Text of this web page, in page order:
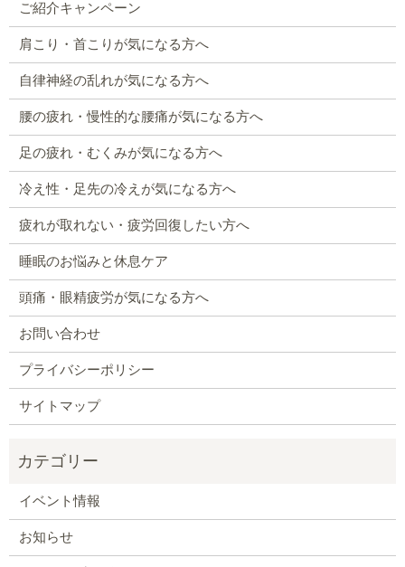
ご紹介キャンペーン
肩こり・首こりが気になる方へ
自律神経の乱れが気になる方へ
腰の疲れ・慢性的な腰痛が気になる方へ
足の疲れ・むくみが気になる方へ
冷え性・足先の冷えが気になる方へ
疲れが取れない・疲労回復したい方へ
睡眠のお悩みと休息ケア
頭痛・眼精疲労が気になる方へ
お問い合わせ
プライバシーポリシー
サイトマップ
イベント情報
お知らせ